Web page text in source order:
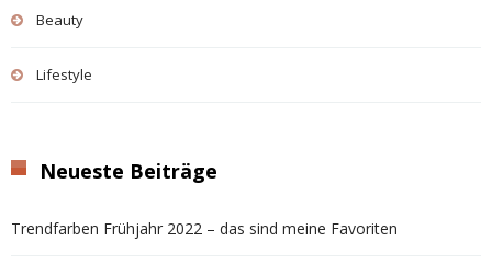
Beauty
Lifestyle
Neueste Beiträge
Trendfarben Frühjahr 2022 – das sind meine Favoriten